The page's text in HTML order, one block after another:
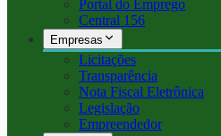
Portal do Emprego
Central 156
Empresas
Licitações
Transparência
Nota Fiscal Eletrônica
Legislação
Empreendedor